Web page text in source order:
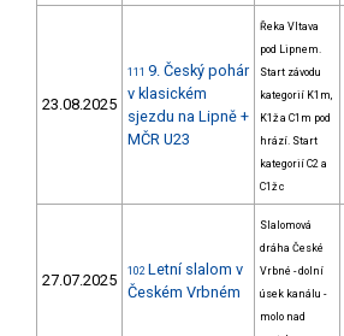
23.08.2025
111 9. Český pohár
v klasickém
sjezdu na Lipně +
MČR U23
Řeka Vltava
pod Lipnem.
Start závodu
kategorií K1m,
K1ž a C1m pod
hrází. Start
kategorií C2 a
C1ž c
27.07.2025 102 Letní slalom v
Českém Vrbném
Slalomová
dráha České
Vrbné - dolní
úsek kanálu -
molo nad